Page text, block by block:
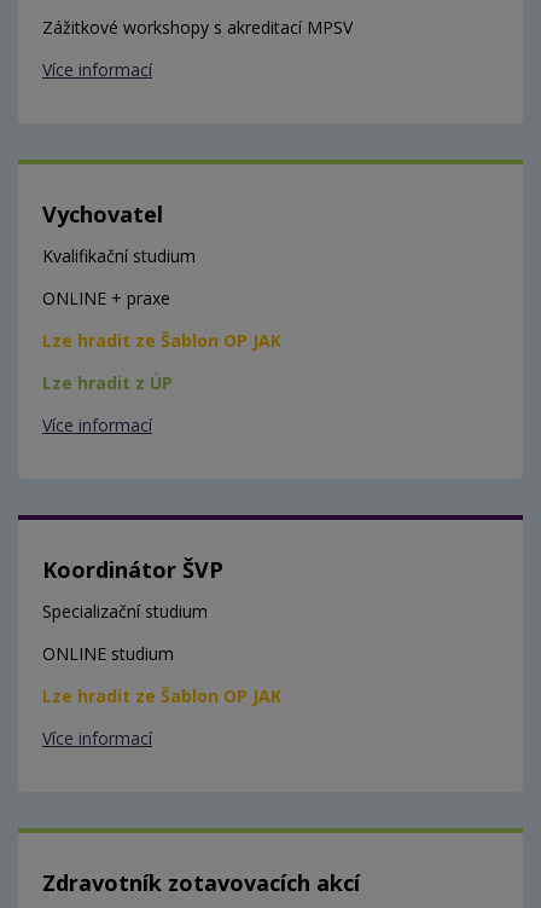
Zážitkové workshopy s akreditací MPSV
Více informací
Vychovatel
Kvalifikační studium
ONLINE + praxe
Lze hradit ze Šablon OP JAK
Lze hradit z ÚP
Více informací
Koordinátor ŠVP
Specializační studium
ONLINE studium
Lze hradit ze Šablon OP JAK
Více informací
Zdravotník zotavovacích akcí